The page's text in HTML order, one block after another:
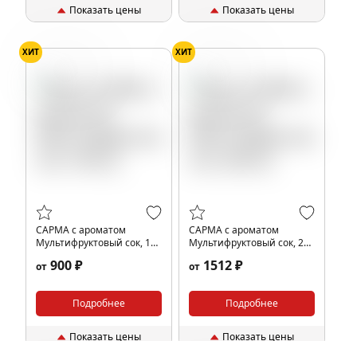
Показать цены Показать цены
ХИТ
САРМА с ароматом
Мультифруктовый сок, 100
от 900 ₽
Подробнее
Показать цены
ХИТ
САРМА с ароматом
Мультифруктовый сок, 200
от 1512 ₽
Подробнее
Показать цены